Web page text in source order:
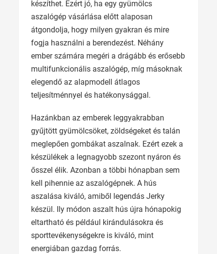
készíthet. Ezért jó, ha egy gyümölcs
aszalógép vásárlása előtt alaposan
átgondolja, hogy milyen gyakran és mire
fogja használni a berendezést. Néhány
ember számára megéri a drágább és erősebb
multifunkcionális aszalógép, míg másoknak
elegendő az alapmodell átlagos
teljesítménnyel és hatékonysággal.
Hazánkban az emberek leggyakrabban
gyűjtött gyümölcsöket, zöldségeket és talán
meglepően gombákat aszalnak. Ezért ezek a
készülékek a legnagyobb szezont nyáron és
ősszel élik. Azonban a többi hónapban sem
kell pihennie az aszalógépnek. A hús
aszalása kiváló, amiből legendás Jerky
készül. Ily módon aszalt hús újra hónapokig
eltartható és például kirándulásokra és
sporttevékenységekre is kiváló, mint
energiában gazdag forrás.